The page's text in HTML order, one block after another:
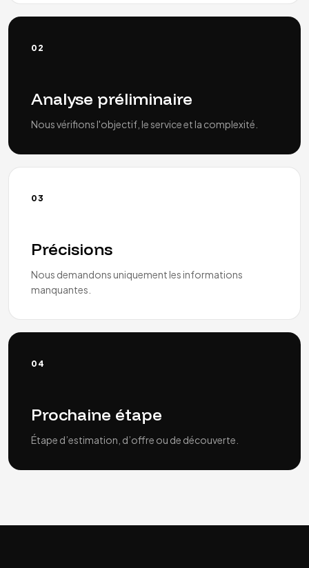
02
Analyse préliminaire
Nous vérifions l'objectif, le service et la complexité.
03
Précisions
Nous demandons uniquement les informations
manquantes.
04
Prochaine étape
Étape d’estimation, d’offre ou de découverte.